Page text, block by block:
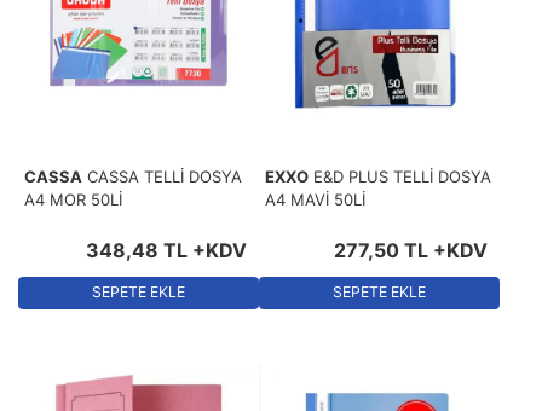
CASSA CASSA TELLİ DOSYA
A4 MOR 50Lİ
348,48 TL +KDV
SEPETE EKLE
EXXO E&D PLUS TELLİ DOSYA
A4 MAVİ 50Lİ
277,50 TL +KDV
SEPETE EKLE